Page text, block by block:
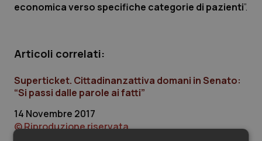
Piemonte
Sardegna
HIV
Malattie rare
Malattia di Crohn & Rettocolite Ulcerosa
economica verso specifiche categorie di pazienti”.
Articoli correlati:
Superticket. Cittadinanzattiva domani in Senato:
“Si passi dalle parole ai fatti”
14 Novembre 2017
© Riproduzione riservata